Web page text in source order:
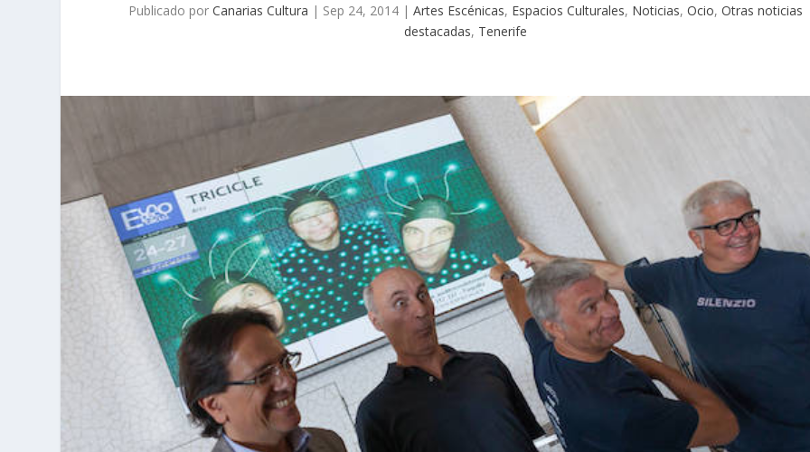
Publicado por Canarias Cultura | Sep 24, 2014| Artes Escénicas, Espacios Culturales, Noticias, Ocio, Otras noticias
destacadas, Tenerife